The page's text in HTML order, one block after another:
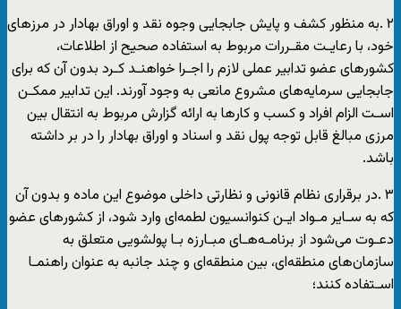
٢ .به منظور کشف و پایش جابجایی وجوه نقد و اوراق بهادار در مرزهای
خود، با رعایـت مقـررات مربوط به استفاده صحیح از اطلاعات،
کشورهای عضو تدابیر عملی لازم را اجـرا خواهنـد کـرد بدون آن که برای
جابجایی سرمایه‌های مشروع مانعی به وجود آورند. این تدابیر ممکـن
اسـت الزام افراد و کسب و کارها به ارائه گزارش مربوط به انتقال بین
مرزی مبالغ قابل توجه پول نقد و اسناد و اوراق بهادار را در بر داشته
باشد.
٣ .در برقراری نظام قانونی و نظارتی داخلی موضوع این ماده و بدون آن
که به سـایر مـواد ایـن کنوانسیون لطمه‌ای وارد شود، از کشورهای عضو
دعـوت می‌شود از برنامـه‌هـای مبـارزه بـا پولشویی متعلق به
سازمان‌های منطقه‌ای، بین منطقه‌ای و چند جانبه به عنوان راهنمـا
اسـتفاده کنند؛